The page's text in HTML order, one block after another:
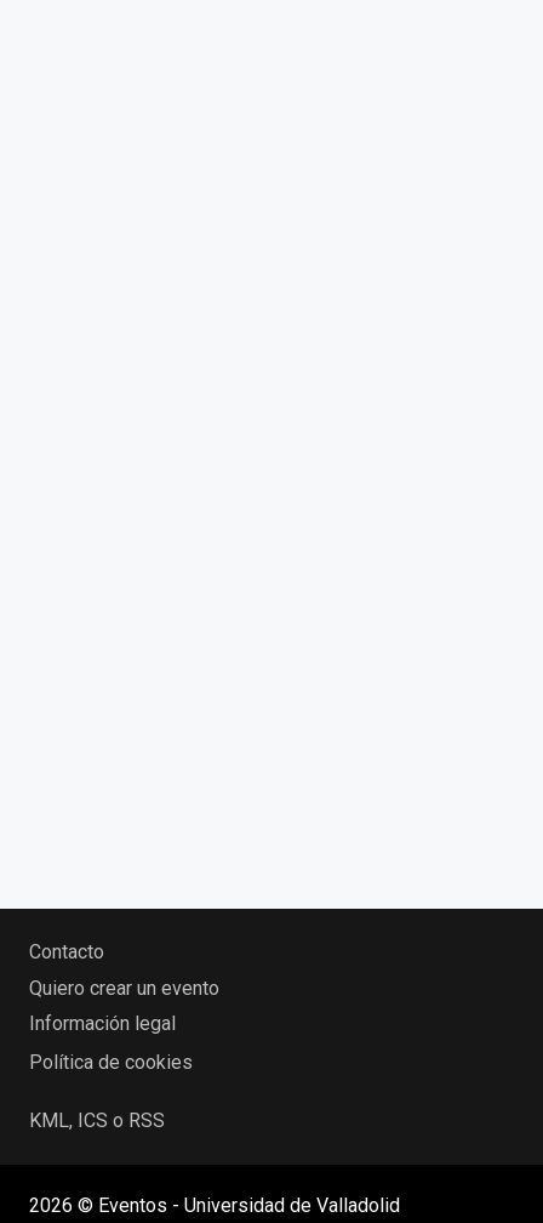
Contacto
Quiero crear un evento
Información legal
Política de cookies
KML, ICS o RSS
2026 © Eventos - Universidad de Valladolid